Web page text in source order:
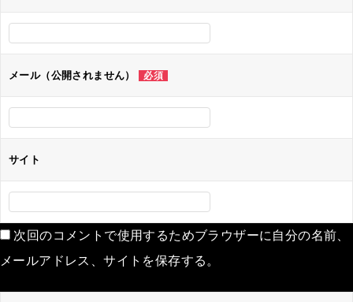
メール（公開されません） 必須
サイト
次回のコメントで使用するためブラウザーに自分の名前、
メールアドレス、サイトを保存する。